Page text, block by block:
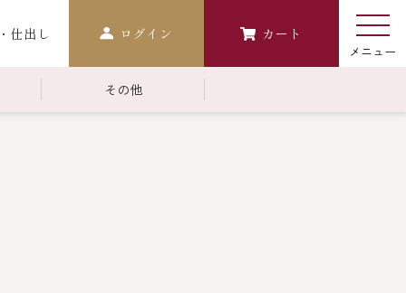
仕出し ログイン カート
その他